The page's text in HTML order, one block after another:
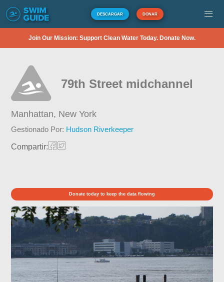
DESCARGAR DONAR
Join Our Mission: Support Clean Water Today. Donate Now.
79th Street midchannel
Manhattan, New York
Gestionado Por: Hudson Riverkeeper
Compartir:
Donate today to keep the data flowing